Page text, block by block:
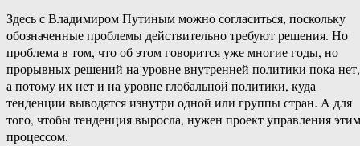
Здесь с Владимиром Путиным можно согласиться, поскольку
обозначенные проблемы действительно требуют решения. Но
проблема в том, что об этом говорится уже многие годы, но
прорывных решений на уровне внутренней политики пока нет,
а потому их нет и на уровне глобальной политики, куда
тенденции выводятся изнутри одной или группы стран. А для
того, чтобы тенденция выросла, нужен проект управления этим
процессом.